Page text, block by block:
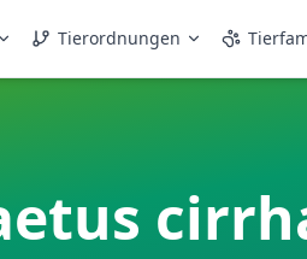
Tierordnungen